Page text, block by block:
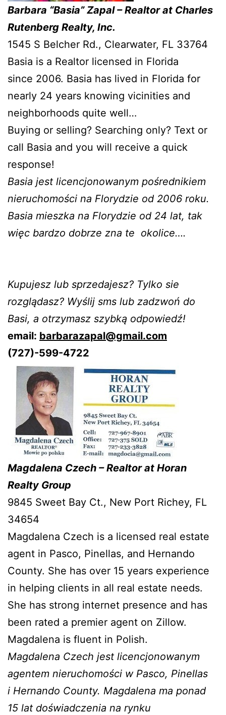
Barbara “Basia” Zapal – Realtor at Charles
Rutenberg Realty, Inc.
1545 S Belcher Rd., Clearwater, FL 33764
Basia is a Realtor licensed in Florida
since 2006. Basia has lived in Florida for
nearly 24 years knowing vicinities and
neighborhoods quite well…
Buying or selling? Searching only? Text or
call Basia and you will receive a quick
response!
Basia jest licencjonowanym pośrednikiem
nieruchomości na Florydzie od 2006 roku.
Basia mieszka na Florydzie od 24 lat, tak
więc bardzo dobrze zna te okolice….
Kupujesz lub sprzedajesz? Tylko sie
rozglądasz? Wyślij sms lub zadzwoń do
Basi, a otrzymasz szybką odpowiedź!
email: barbarazapal@gmail.com
(727)-599-4722
Magdalena Czech – Realtor at Horan
Realty Group
9845 Sweet Bay Ct., New Port Richey, FL
34654
Magdalena Czech is a licensed real estate
agent in Pasco, Pinellas, and Hernando
County. She has over 15 years experience
in helping clients in all real estate needs.
She has strong internet presence and has
been rated a premier agent on Zillow.
Magdalena is fluent in Polish.
Magdalena Czech jest licencjonowanym
agentem nieruchomości w Pasco, Pinellas
i Hernando County. Magdalena ma ponad
15 lat doświadczenia na rynku